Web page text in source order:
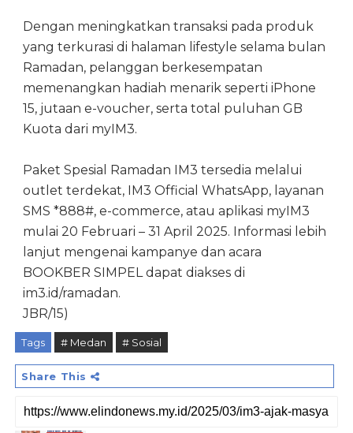
Dengan meningkatkan transaksi pada produk
yang terkurasi di halaman lifestyle selama bulan
Ramadan, pelanggan berkesempatan
memenangkan hadiah menarik seperti iPhone
15, jutaan e-voucher, serta total puluhan GB
Kuota dari myIM3.
Paket Spesial Ramadan IM3 tersedia melalui
outlet terdekat, IM3 Official WhatsApp, layanan
SMS *888#, e-commerce, atau aplikasi myIM3
mulai 20 Februari – 31 April 2025. Informasi lebih
lanjut mengenai kampanye dan acara
BOOKBER SIMPEL dapat diakses di
im3.id/ramadan.
JBR/15)
Tags # Medan # Sosial
Share This